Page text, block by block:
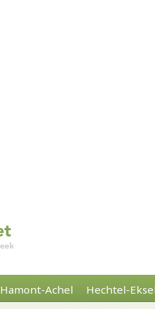
Hamont-Achel Hechtel-